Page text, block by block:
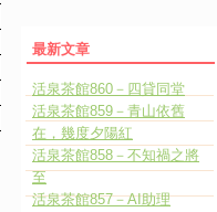
0 合計
0
6105
0.00% 6.07%
最新文章
活泉茶館860－四貸同堂
活泉茶館859－青山依舊
在，幾度夕陽紅
活泉茶館858－不知禍之將
至
活泉茶館857－AI助理